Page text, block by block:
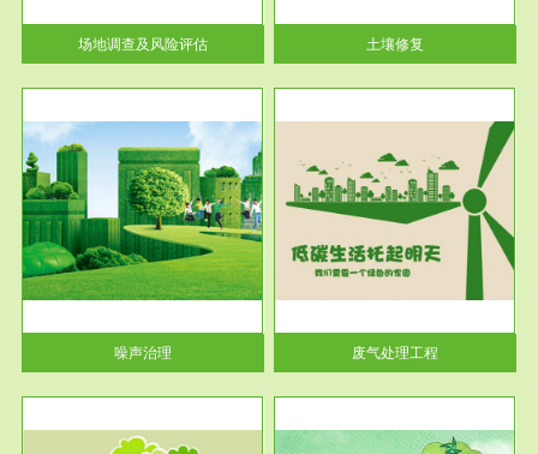
场地调查及风险评估 土壤修复
噪声治理
服务范围
废气处理工程
废气处理工程